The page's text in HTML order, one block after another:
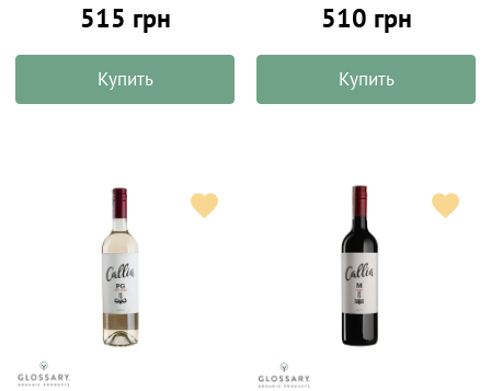
515 грн
Купить
510 грн
Купить